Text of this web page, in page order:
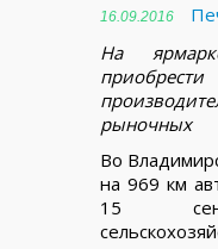
16.09.2016
На
рыночных
Во
на 969 км
15